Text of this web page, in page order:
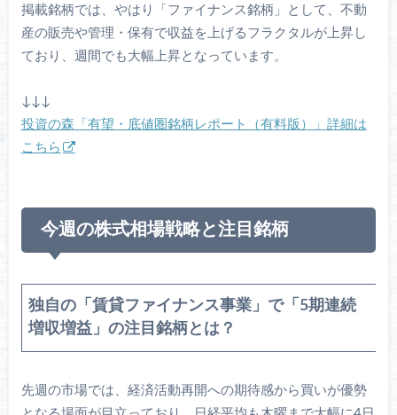
掲載銘柄では、やはり「ファイナンス銘柄」として、不動
産の販売や管理・保有で収益を上げるフラクタルが上昇し
ており、週間でも大幅上昇となっています。
↓↓↓
投資の森「有望・底値圏銘柄レポート（有料版）」詳細は
こちら
今週の株式相場戦略と注目銘柄
独自の「賃貸ファイナンス事業」で「5期連続
増収増益」の注目銘柄とは？
先週の市場では、経済活動再開への期待感から買いが優勢